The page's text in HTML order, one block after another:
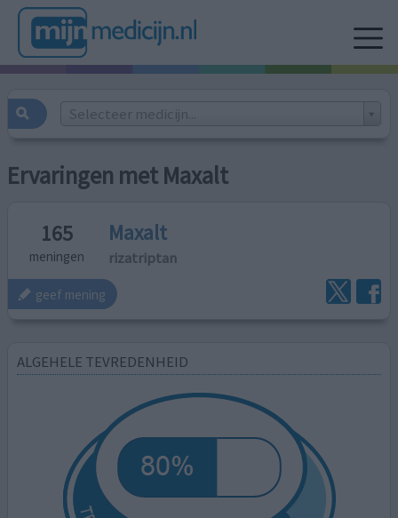
Selecteer medicijn...
Ervaringen met Maxalt
165
meningen
Maxalt
rizatriptan
geef mening
ALGEHELE TEVREDENHEID